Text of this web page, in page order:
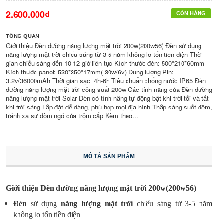
CÒN HÀNG
2.600.000₫
TỔNG QUAN
Giới thiệu Đèn đường năng lượng mặt trời 200w(200w56) Đèn sử dụng
năng lượng mặt trời chiếu sáng từ 3-5 năm không lo tốn tiền điện Thời
gian chiếu sáng đến 10-12 giờ liên tục Kích thước đèn: 500*210*60mm
Kích thước panel: 530*350*17mm( 30w/6v) Dung lượng Pin:
3.2v/36000mAh Thời gian sạc: 4h-6h Tiêu chuẩn chống nước IP65 Đèn
đường năng lượng mặt trời công suất 200w Các tính năng của Đèn đường
năng lượng mặt trời Solar Đèn có tính năng tự động bật khi trời tối và tắt
khi trời sáng Lắp đặt dễ dàng, phù hợp mọi địa hình Thắp sáng suốt đêm,
tránh xa sự dòm ngó của trộm cắp Kèm theo...
MÔ TẢ SẢN PHẨM
Giới thiệu Đèn đường năng lượng mặt trời 200w(200w56)
Đèn sử dụngnăng lượng mặt trời chiếu sáng từ 3-5 năm
không lo tốn tiền điện